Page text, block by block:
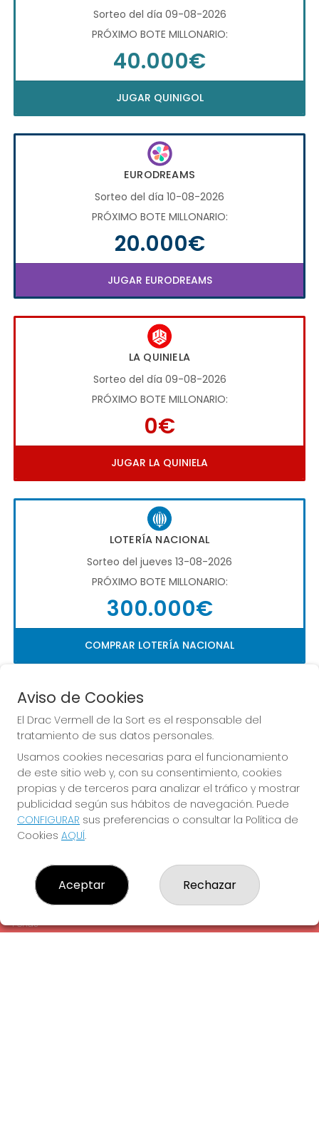
Sorteo del día 09-08-2026
PRÓXIMO BOTE MILLONARIO:
40.000€
JUGAR QUINIGOL
EURODREAMS
Sorteo del día 10-08-2026
PRÓXIMO BOTE MILLONARIO:
20.000€
JUGAR EURODREAMS
LA QUINIELA
Sorteo del día 09-08-2026
PRÓXIMO BOTE MILLONARIO:
0€
JUGAR LA QUINIELA
LOTERÍA NACIONAL
Sorteo del jueves 13-08-2026
PRÓXIMO BOTE MILLONARIO:
300.000€
COMPRAR LOTERÍA NACIONAL
Imagen anterior
EL DRAC VERMELL DE LA SORT
¿Quiénes somos?
Comprar lotería
Contacto
Empresas
Peñas
Aviso de Cookies
El Drac Vermell de la Sort es el responsable del
tratamiento de sus datos personales.
Usamos cookies necesarias para el funcionamiento
de este sitio web y, con su consentimiento, cookies
propias y de terceros para analizar el tráfico y mostrar
publicidad según sus hábitos de navegación. Puede
CONFIGURAR sus preferencias o consultar la Política de
Cookies AQUÍ.
Aceptar Rechazar